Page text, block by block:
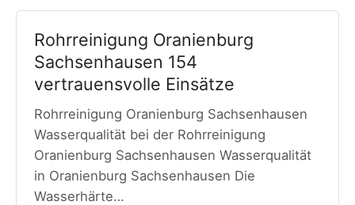
Rohrreinigung Oranienburg
Sachsenhausen 154
vertrauensvolle Einsätze
Rohrreinigung Oranienburg Sachsenhausen
Wasserqualität bei der Rohrreinigung
Oranienburg Sachsenhausen Wasserqualität
in Oranienburg Sachsenhausen Die
Wasserhärte…